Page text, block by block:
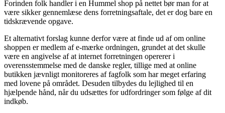
Forinden folk handler i en Hummel shop på nettet bør man for at
være sikker gennemlæse dens forretningsaftale, det er dog bare en
tidskrævende opgave.
Et alternativt forslag kunne derfor være at finde ud af om online
shoppen er medlem af e-mærke ordningen, grundet at det skulle
være en angivelse af at internet forretningen opererer i
overensstemmelse med de danske regler, tillige med at online
butikken jævnligt monitoreres af fagfolk som har meget erfaring
med lovene på området. Desuden tilbydes du lejlighed til en
hjælpende hånd, når du udsættes for udfordringer som følge af dit
indkøb.